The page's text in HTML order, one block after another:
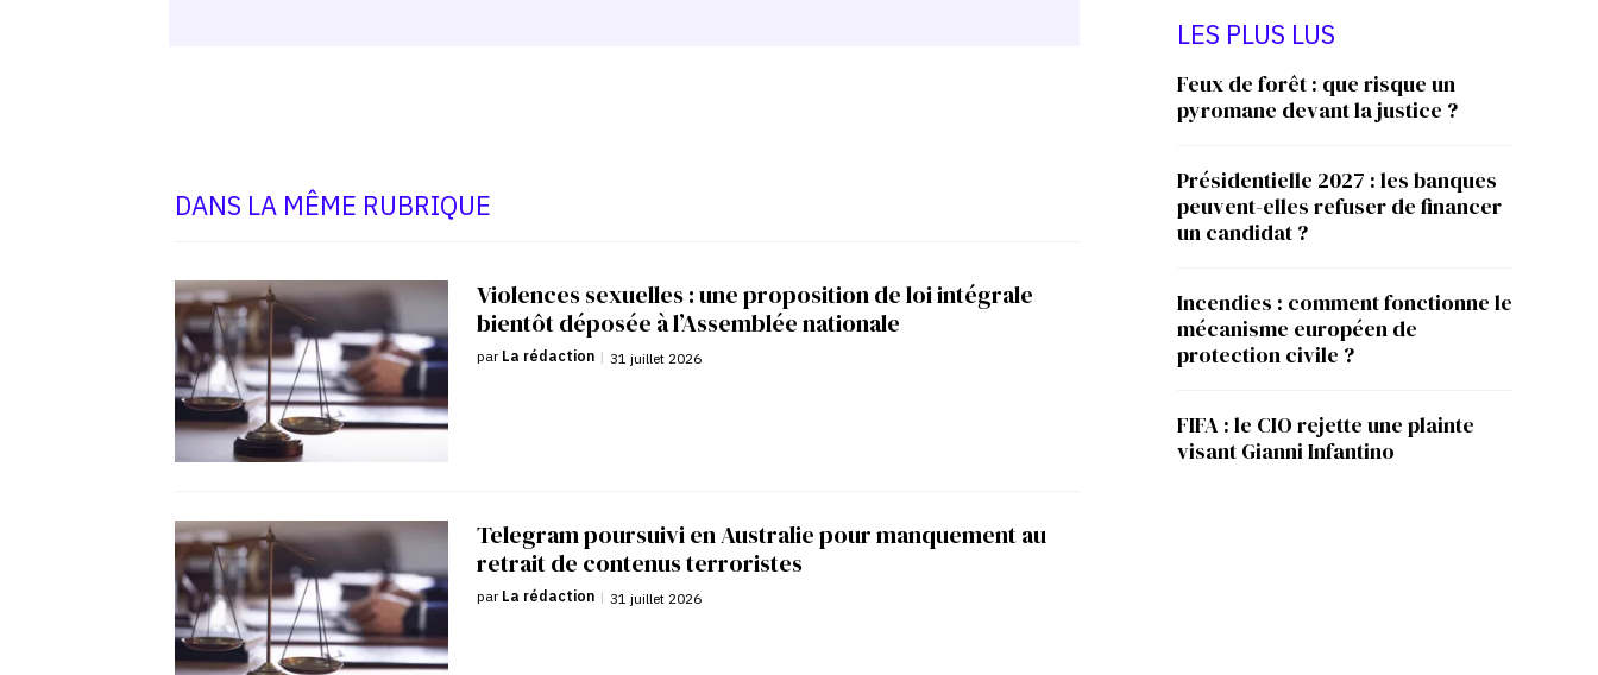
DANS LA MÊME RUBRIQUE
Violences sexuelles : une proposition de loi intégrale
bientôt déposée à l’Assemblée nationale
par La rédaction | 31 juillet 2026
Telegram poursuivi en Australie pour manquement au
retrait de contenus terroristes
par La rédaction | 31 juillet 2026
LES PLUS LUS
Feux de forêt : que risque un
pyromane devant la justice ?
Présidentielle 2027 : les banques
peuvent-elles refuser de financer
un candidat ?
Incendies : comment fonctionne le
mécanisme européen de
protection civile ?
FIFA : le CIO rejette une plainte
visant Gianni Infantino